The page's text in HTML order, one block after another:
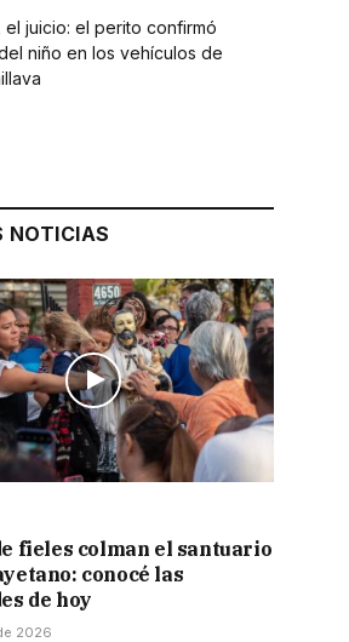
el juicio: el perito confirmó
niño en los vehículos de
NOTICIAS
fieles colman el santuario
conocé las
de hoy
2026